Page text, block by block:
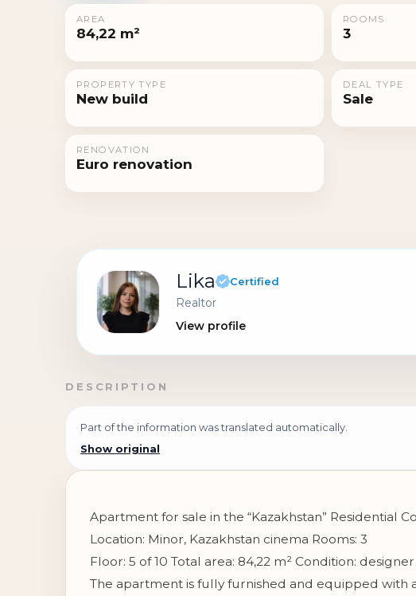
AREA
84,22 m²
ROOMS
3
PROPERTY TYPE
New build
DEAL TYPE
Sale
RENOVATION
Euro renovation
Lika Certified
Realtor
View profile
DESCRIPTION
Part of the information was translated automatically.
Show original
Apartment for sale in the “Kazakhstan” Residential
Location: Minor, Kazakhstan cinema Rooms: 3
Floor: 5 of 10 Total area: 84,22 m² Condition:
The apartment is fully furnished and equipped with